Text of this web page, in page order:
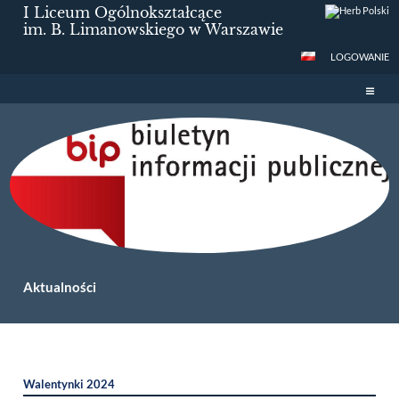
I Liceum Ogólnokształcące
im. B. Limanowskiego w Warszawie
LOGOWANIE
Aktualności
Walentynki 2024